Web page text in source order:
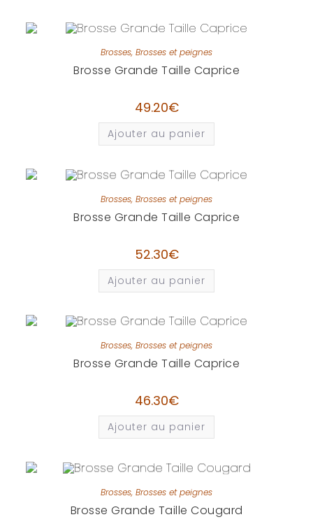
Brosses, Brosses et peignes
Brosse Grande Taille Caprice
49.20€
Ajouter au panier
Brosses, Brosses et peignes
Brosse Grande Taille Caprice
52.30€
Ajouter au panier
Brosses, Brosses et peignes
Brosse Grande Taille Caprice
46.30€
Ajouter au panier
Brosses, Brosses et peignes
Brosse Grande Taille Cougard